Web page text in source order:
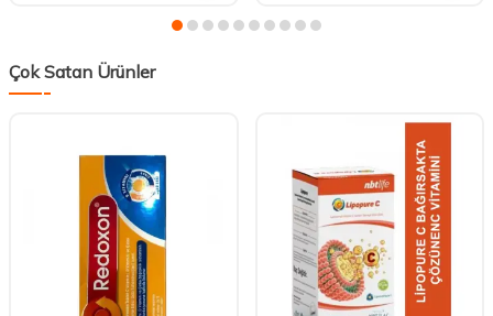
Çok Satan Ürünler